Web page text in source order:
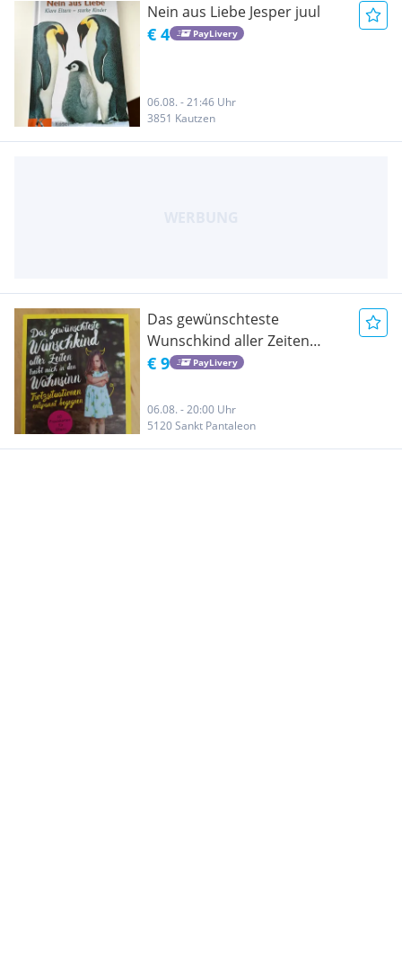
Nein aus Liebe Jesper juul
€ 4 PayLivery
06.08. - 21:46 Uhr
3851 Kautzen
Das gewünschteste
Wunschkind aller Zeiten
treibt mich in den Wahnsinn
€ 9 PayLivery
06.08. - 20:00 Uhr
5120 Sankt Pantaleon